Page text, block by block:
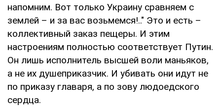
напомним. Вот только Украину сравняем с
землей – и за вас возьмемся!.." Это и есть –
коллективный заказ пещеры. И этим
настроениям полностью соответствует Путин.
Он лишь исполнитель высшей воли маньяков,
а не их душеприказчик. И убивать они идут не
по приказу главаря, а по зову людоедского
сердца.